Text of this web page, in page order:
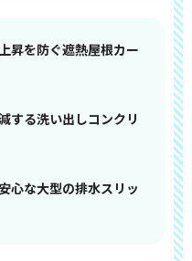
昇を防ぐ遮熱屋根カー
する洗い出しコンクリ
心な大型の排水スリッ